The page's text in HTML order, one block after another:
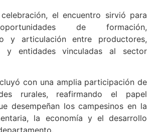
el encuentro sirvió para
de formación,
y articulación entre productores,
y entidades vinculadas al sector
con una amplia participación de
rurales, reafirmando el papel
desempeñan los campesinos en la
la economía y el desarrollo